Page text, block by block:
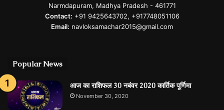
Narmdapuram, Madhya Pradesh - 461771
Contact: +91 9425643702, +917748051106
Email: navloksamachar2015@gmail.com
Popular News
आज का राशिफल 30 नबंवर 2020 कार्तिक पूर्णिमा
November 30, 2020